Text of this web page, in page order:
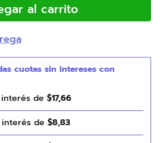
al carrito
de $17,66
de $8,83